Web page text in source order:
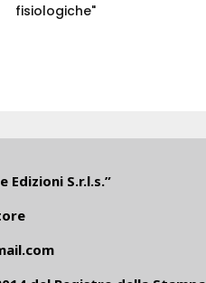
fisiologiche"
Edizioni S.r.l.s.”